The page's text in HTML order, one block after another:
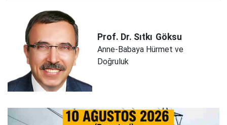
Prof. Dr. Sıtkı Göksu
Anne-Babaya Hürmet ve
Doğruluk